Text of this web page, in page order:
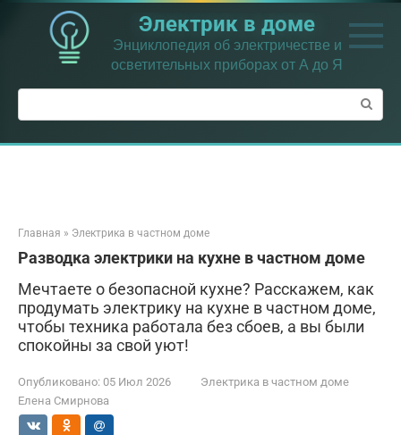
Перейти
контенту
Электрик в доме
Энциклопедия об электричестве и
осветительных приборах от А до Я
Поиск:
Главная » Электрика в частном доме
Разводка электрики на кухне в частном доме
Мечтаете о безопасной кухне? Расскажем, как
продумать электрику на кухне в частном доме,
чтобы техника работала без сбоев, а вы были
спокойны за свой уют!
Опубликовано: 05 Июл 2026
Электрика в частном доме
Елена Смирнова